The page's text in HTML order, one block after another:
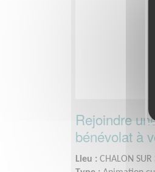
Rejoindre
bénévolat à
Lieu : CHALON